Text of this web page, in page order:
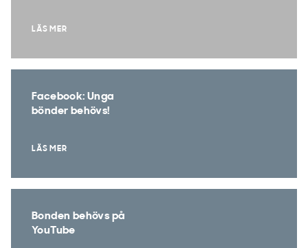
LÄS MER
Facebook: Unga
bönder behövs!
LÄS MER
Bonden behövs på
YouTube